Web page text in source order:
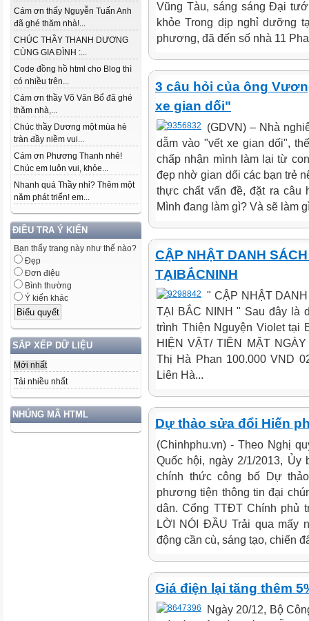
Cám ơn thấy Nguyễn Tuấn Anh
đã ghé thăm nhà!...
CHÚC THẦY THANH DƯƠNG
CÙNG GIA ĐÌNH :...
Code đồng hồ html cho Blog thì
có nhiều trên...
Cám ơn thầy Võ Văn Bổ đã ghé
thăm nhà,...
Chúc thầy Dương một mùa hè
tràn đầy niềm vui...
Cám ơn Phương Thanh nhé!
Chúc em luôn vui, khỏe...
Nhanh quá Thầy nhỉ? Thêm một
năm phát triển! em...
ĐIỀU TRA Ý KIẾN
Bạn thấy trang này như thế nào?
Đẹp
Đơn điệu
Bình thường
Ý kiến khác
SẮP XẾP DỮ LIỆU
Mới nhất
Tải nhiều nhất
NHÚNG MÃ HTML
Vũng Tàu, sáng sáng Đại
khỏe Trong dịp nghỉ dưỡng
phương, đã đến số nhà 11
3 câu hỏi của ông
xe gian dối"
(GDVN) – Nhà
dẫm vào "vết xe gian dối",
chấp nhận mình làm lại từ
đẹp nhờ gian dối các bạn trẻ
thực chất vấn đề, đặt ra câu
Mình đang làm gì? Và sẽ làm
CẬP NHẬT DANH
TẠIBẮCNINH
" CẬP NHẬT
TẠI BẮC NINH " Sau đây là
trình Thiện Nguyện Violet tại
HIỆN VẬT/ TIỀN MẶT
Thị Hà Phan 100.000 VND
Liên Hà...
Dự thảo sửa đổi Hiến
(Chinhphu.vn) - Theo Nghị
Quốc hội, ngày 2/1/2013,
chính thức công bố Dự
phương tiện thông tin đại
dân. Cổng TTĐT Chính phủ
LỜI NÓI ĐẦU Trải qua mấy
động cần cù, sáng tạo, chiến
Giá điện lại tăng thêm
Ngày 20/12, Bộ